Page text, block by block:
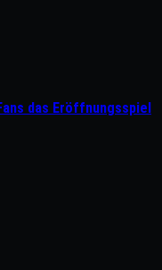
das Eröffnungsspiel